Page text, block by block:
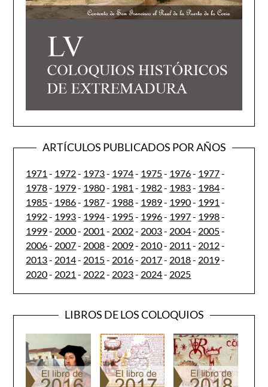
ARTÍCULOS PUBLICADOS POR AÑOS
1971 - 1972- 1973- 1974- 1975- 1976- 1977-
1978- 1979- 1980- 1981 - 1982- 1983- 1984-
1985- 1986- 1987- 1988- 1989- 1990- 1991 -
1992- 1993- 1994- 1995- 1996- 1997- 1998-
1999- 2000- 2001 - 2002- 2003- 2004- 2005-
2006- 2007- 2008- 2009- 2010- 2011 - 2012-
2013- 2014- 2015- 2016- 2017- 2018- 2019-
2020- 2021 - 2022- 2023- 2024- 2025
LIBROS DE LOS COLOQUIOS